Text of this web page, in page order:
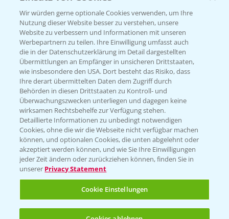
Hilfe in Notfällen
T.+49 (0)214/30-20220
Folgen Sie uns
Allgemeine Nutzungsbedingungen Datenschutzerklärung
Wir würden gerne optionale Cookies verwenden, um Ihre
Nutzung dieser Website besser zu verstehen, unsere
Website zu verbessern und Informationen mit unseren
Werbepartnern zu teilen. Ihre Einwilligung umfasst auch
die in der Datenschutzerklärung im Detail dargestellten
Übermittlungen an Empfänger in unsicheren Drittstaaten,
wie insbesondere den USA. Dort besteht das Risiko, dass
Ihre derart übermittelten Daten dem Zugriff durch
Behörden in diesen Drittstaaten zu Kontroll- und
Überwachungszwecken unterliegen und dagegen keine
wirksamen Rechtsbehelfe zur Verfügung stehen.
Detaillierte Informationen zu unbedingt notwendigen
Cookies, ohne die wir die Webseite nicht verfügbar machen
können, und optionalen Cookies, die unten abgelehnt oder
akzeptiert werden können, und wie Sie Ihre Einwilligungen
jeder Zeit ändern oder zurückziehen können, finden Sie in
unserer Privacy Statement
Cookie Einstellungen